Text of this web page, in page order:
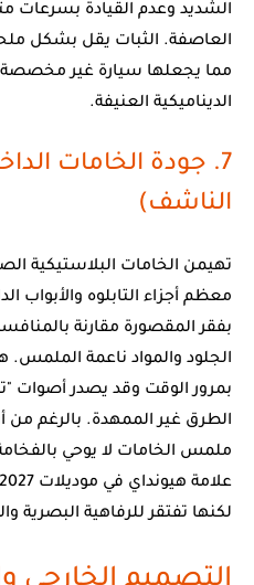
الشديد وعدم القيادة بسرعات
مما يجعلها سيارة غير مخصصة
الديناميكية العنيفة.
7. جودة الخامات
الناشف)
معظم أجزاء التابلوه والأبواب
بفقر المقصورة مقارنة
الجلود والمواد ناعمة
بمرور الوقت وقد يصدر أصوات
الطرق غير الممهدة. بالرغم من
ملمس الخامات لا يوحي
لكنها تفتقر للرفاهية البصرية